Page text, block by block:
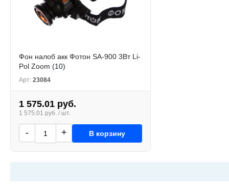
Фон налоб акк Фотон SA-900 3Вт Li-
Pol Zoom (10)
Арт: 23084
1 575.01 руб.
1 575.01 руб. / шт.
- + В корзину